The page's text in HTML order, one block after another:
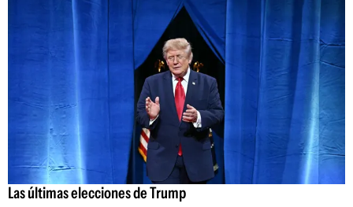
Las últimas elecciones de Trump